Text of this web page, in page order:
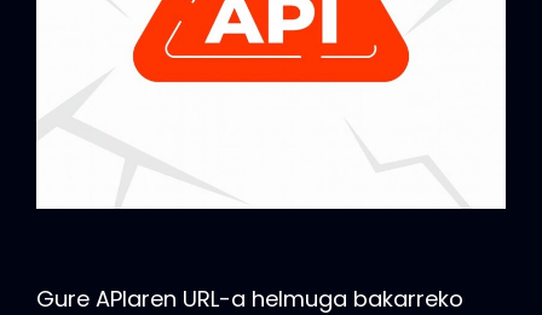
Gure APIaren URL-a helmuga bakarreko